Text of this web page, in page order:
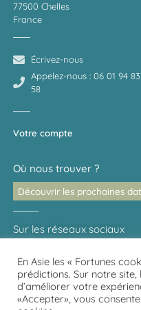
77500 Chelles
France
Écrivez-nous
Appelez-nous : 06 01 94 83
58
Votre compte
Où nous trouver ?
Découvrir les prochaines
Sur les réseaux sociaux
Partager votre expérience
En Asie les « Fortunes
prédictions. Sur notre
d’améliorer votre
«Accepter», vous